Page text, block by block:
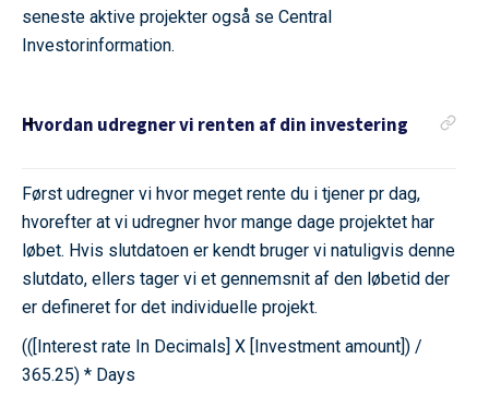
seneste aktive projekter også se Central
Investorinformation.
Hvordan udregner vi renten af din investering
Først udregner vi hvor meget rente du i tjener pr dag,
hvorefter at vi udregner hvor mange dage projektet har
løbet. Hvis slutdatoen er kendt bruger vi natuligvis denne
slutdato, ellers tager vi et gennemsnit af den løbetid der
er defineret for det individuelle projekt.
(([Interest rate In Decimals] X [Investment amount]) /
365.25) * Days